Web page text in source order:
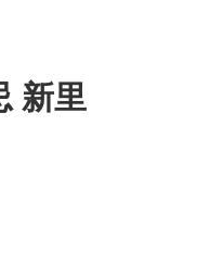
新里